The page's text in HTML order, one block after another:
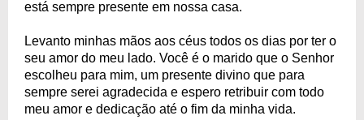
está sempre presente em nossa casa.
Levanto minhas mãos aos céus todos os dias por ter o
seu amor do meu lado. Você é o marido que o Senhor
escolheu para mim, um presente divino que para
sempre serei agradecida e espero retribuir com todo
meu amor e dedicação até o fim da minha vida.